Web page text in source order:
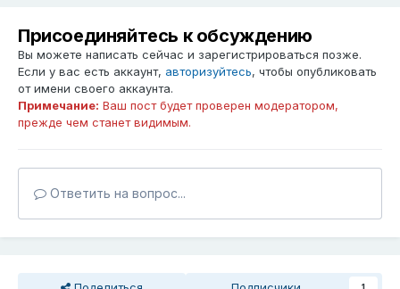
Присоединяйтесь к обсуждению
Вы можете написать сейчас и зарегистрироваться позже.
Если у вас есть аккаунт, авторизуйтесь, чтобы опубликовать
от имени своего аккаунта.
Примечание: Ваш пост будет проверен модератором,
прежде чем станет видимым.
Ответить на вопрос...